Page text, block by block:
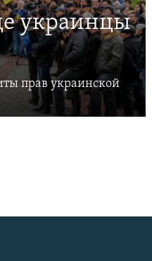
украинцы
прав украинской